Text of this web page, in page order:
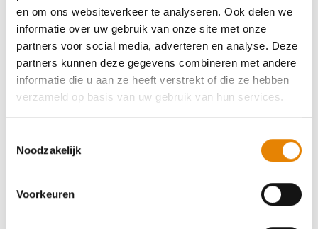
en om ons websiteverkeer te analyseren. Ook delen we
informatie over uw gebruik van onze site met onze
partners voor social media, adverteren en analyse. Deze
partners kunnen deze gegevens combineren met andere
informatie die u aan ze heeft verstrekt of die ze hebben
verzameld op basis van uw gebruik van hun services.
Noodzakelijk
Voorkeuren
4 km 10 km 17 km
Vrijdag 18 september 2026
Zande (Koekelare), West-Vlaanderen
4 km 6 km 24 km